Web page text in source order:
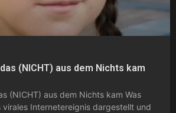
(NICHT) aus dem Nichts kam
(NICHT) aus dem Nichts kam Was
virales Internetereignis dargestellt und